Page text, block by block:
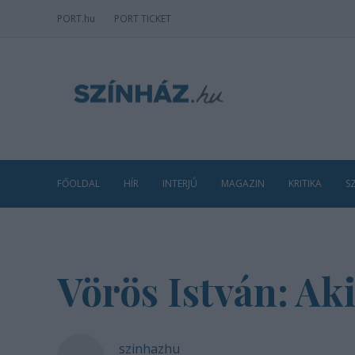
PORT.hu PORT TICKET
FŐOLDAL HÍR INTERJÚ MAGAZIN KRITIKA
Vörös István:
szinhazhu